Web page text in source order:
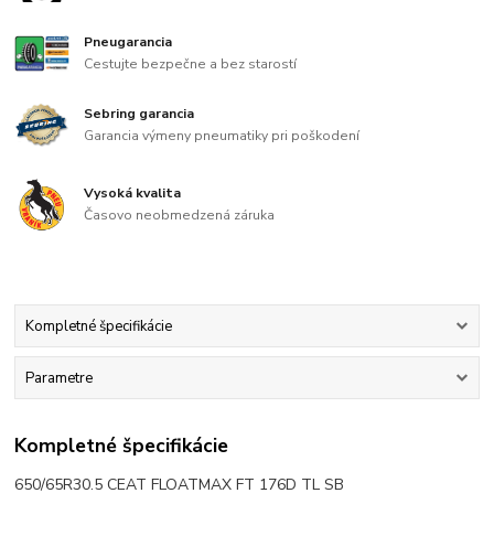
Pneugarancia
Cestujte bezpečne a bez starostí
Sebring garancia
Garancia výmeny pneumatiky pri poškodení
Vysoká kvalita
Časovo neobmedzená záruka
Kompletné špecifikácie
Parametre
Kompletné špecifikácie
650/65R30.5 CEAT FLOATMAX FT 176D TL SB